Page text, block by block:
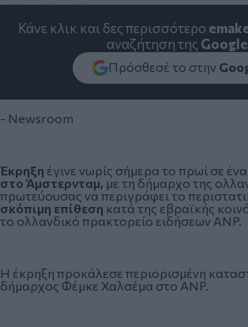
Κάνε κλικ και δες περισσότερο
αναζήτηση της Google
Πρόσθεσέ το στην
- Newsroom
Έκρηξη έγινε νωρίς σήμερα το πρωί σε ένα
στο Άμστερνταμ, με τη δήμαρχο της
πρωτεύουσας να περιγράφει το
σκόπιμη επίθεση κατά της εβραϊκής
το ολλανδικό πρακτορείο ειδήσεων ANP.
Η έκρηξη προκάλεσε περιορισμένη
δήμαρχος Φέμκε Χαλσέμα στο ANP.